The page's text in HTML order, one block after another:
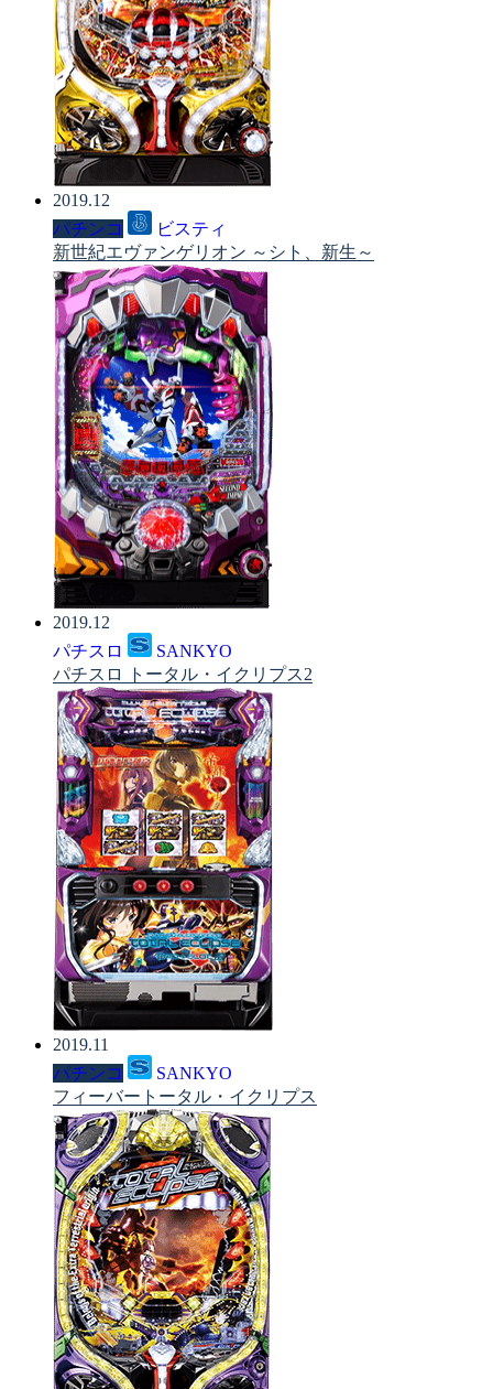
2019.12
パチンコ
ビスティ
新世紀エヴァンゲリオン ～シト、新生～
2019.12
パチスロ
SANKYO
パチスロ トータル・イクリプス2
2019.11
パチンコ
SANKYO
フィーバートータル・イクリプス